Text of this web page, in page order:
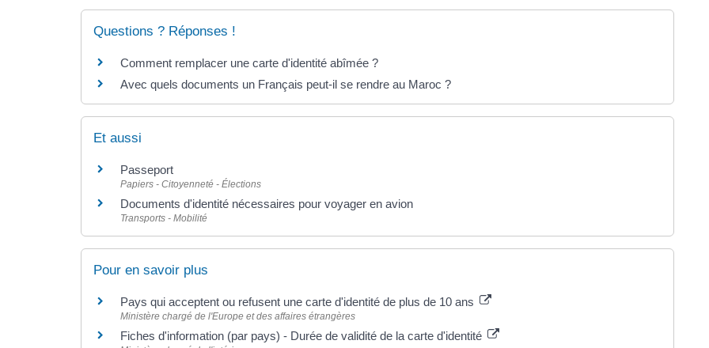
Questions ? Réponses !
Comment remplacer une carte d'identité abîmée ?
Avec quels documents un Français peut-il se rendre au Maroc ?
Et aussi
Passeport
Papiers - Citoyenneté - Élections
Documents d'identité nécessaires pour voyager en avion
Transports - Mobilité
Pour en savoir plus
Pays qui acceptent ou refusent une carte d'identité de plus de 10 ans
Ministère chargé de l'Europe et des affaires étrangères
Fiches d'information (par pays) - Durée de validité de la carte d'identité